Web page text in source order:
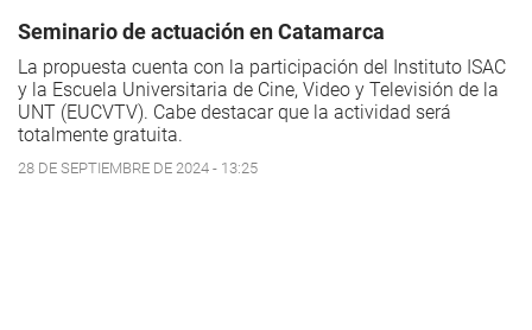
Seminario de actuación en Catamarca
La propuesta cuenta con la participación del Instituto ISAC
y la Escuela Universitaria de Cine, Video y Televisión de la
UNT (EUCVTV). Cabe destacar que la actividad será
totalmente gratuita.
28 DE SEPTIEMBRE DE 2024 - 13:25